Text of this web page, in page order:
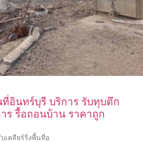
ที่อินทร์บุรี บริการ รับทุบตึก
ร รื้อถอนบ้าน ราคาถูก
เคลียร์ริ่งพื้นที่อ